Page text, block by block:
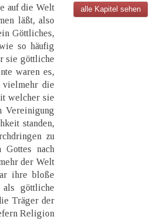
auf die Welt
läßt, also
Göttliches,
so häufig
sie göttliche
waren es,
vielmehr die
welcher sie
Vereinigung
standen,
zu
Gottes nach
der Welt
ihre bloße
als göttliche
Träger der
Religion
alle Kapitel sehen